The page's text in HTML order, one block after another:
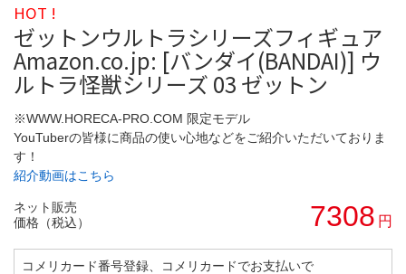
HOT !
ゼットンウルトラシリーズフィギュア
Amazon.co.jp: [バンダイ(BANDAI)] ウ
ルトラ怪獣シリーズ 03 ゼットン
※WWW.HORECA-PRO.COM 限定モデル
YouTuberの皆様に商品の使い心地などをご紹介いただいておりま
す！
紹介動画はこちら
ネット販売
価格（税込）
7308 円
コメリカード番号登録、コメリカードでお支払いで